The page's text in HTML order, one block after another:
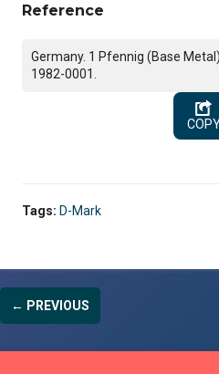
Reference
Germany. 1 Pfennig (Base
1982-0001.
Tags: D-Mark
← PREVIOUS